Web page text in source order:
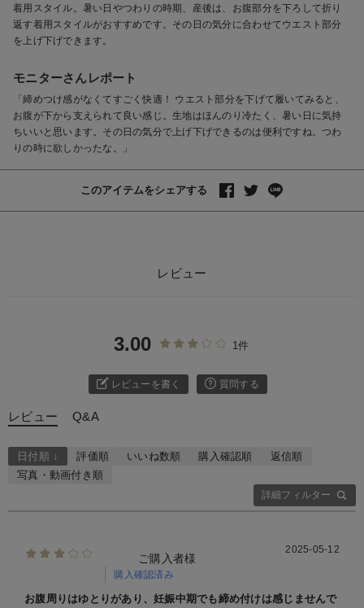
着用スタイル。暑い日やつわりの時期、産後は、お腹部分を下ろして折り
返す着用スタイルがおすすめです。その日の気分に合わせてウエスト部分
を上げ下げできます。
モニターさんレポート
「締めつけ感がなくてすごく快適！ ウエスト部分を下げて履いてみると、
お腹が下から支えられて良い感じ。生地はほんのり冷たく、暑い日に気持
ちいいと思います。その日の気分で上げ下げできるのは便利ですね。つわ
りの時に欲しかったな。」
このアイテムをシェアする
レビュー
3.00 1件
レビューを書く 質問する
レビュー Q&A
詳細フィルター
日付順 ↓ 評価順 いいね数順 購入確認順
返信順
写真・動画付き順
ご購入者様
購入確認済み
2025-05-12
お腹周りはゆとりがあり、妊娠中期でも締め付けは感じませんで